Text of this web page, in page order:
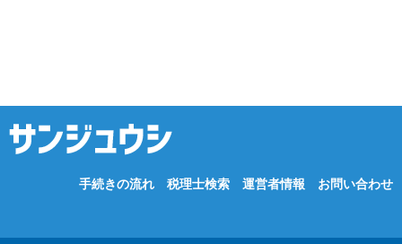
手続きの流れ 税理士検索 運営者情報 お問い合わせ